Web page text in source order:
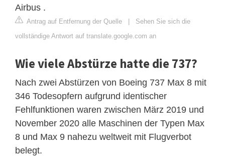
Airbus .
Antrag auf Entfernung der Quelle | Sehen Sie sich die
vollständige Antwort auf translate.google.com an
Wie viele Abstürze hatte die 737?
Nach zwei Abstürzen von Boeing 737 Max 8 mit
346 Todesopfern aufgrund identischer
Fehlfunktionen waren zwischen März 2019 und
November 2020 alle Maschinen der Typen Max
8 und Max 9 nahezu weltweit mit Flugverbot
belegt.